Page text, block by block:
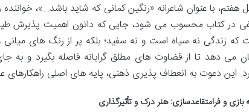
هفتم، با عنوان شاعرانه «رنگین کمانی که شاید باشد…»، خواننده
در کتاب محسوب می شود، جایی که داتون اهمیت پذیرش
که زندگی نه سیاه است و نه سفید؛ بلکه پر از رنگ های
می دهد تا از قضاوت های مطلق گرایانه فاصله بگیرد و
این دعوت به انعطاف پذیری ذهنی، پایه های اصلی
بازی و فرامتقاعدسازی: هنر درک و تأثیرگذاری